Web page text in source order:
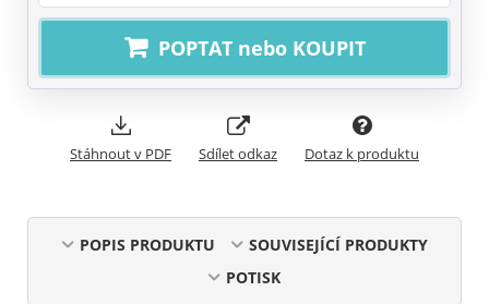
POPTAT nebo KOUPIT
Stáhnout v PDF Sdílet odkaz Dotaz k produktu
POPIS PRODUKTU
SOUVISEJÍCÍ PRODUKTY
POTISK